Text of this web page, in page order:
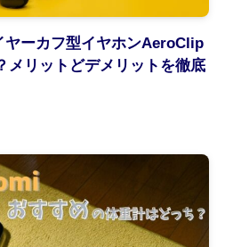
ヤーカフ型イヤホンAeroClip
メリットどデメリットを徹底